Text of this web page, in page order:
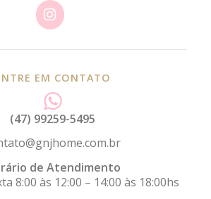
EM CONTATO
(47) 99259-5495
de Atendimento
8:00 às 12:00 – 14:00 às 18:00hs